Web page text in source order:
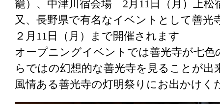
籠）、中津川宿会場 2月11日（月）上松
又、長野県で有名なイベントとして善光
２月11日（月）まで開催されます
オープニングイベントでは善光寺が七
らではの幻想的な善光寺を見ることが出
風情ある善光寺の灯明祭りにお出かけく